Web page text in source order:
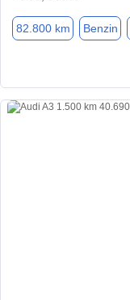
82.800 km Benzin